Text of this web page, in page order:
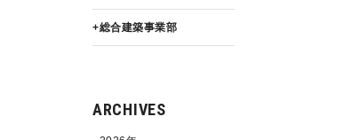
総合建築事業部
ARCHIVES